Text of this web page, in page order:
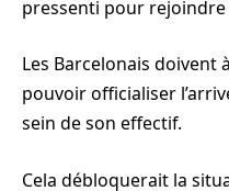
pressenti pour rejoindre
Les Barcelonais doivent
pouvoir officialiser
sein de son effectif.
Cela débloquerait la